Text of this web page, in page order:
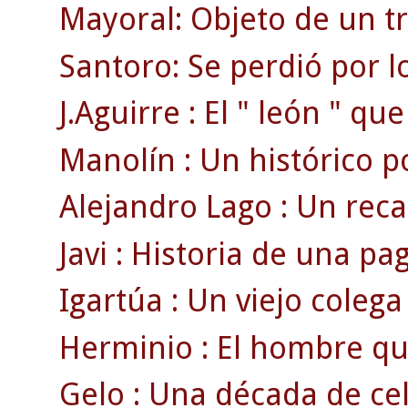
Mayoral: Objeto de un
Santoro: Se perdió por
J.Aguirre : El " león "
Manolín : Un histórico
Alejandro Lago : Un
Javi : Historia de una
Igartúa : Un viejo
Herminio : El hombre
Gelo : Una década de